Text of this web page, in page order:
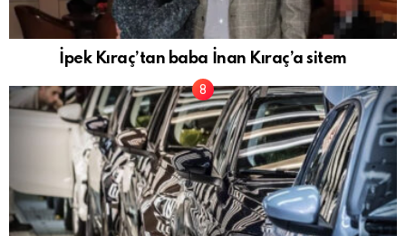
İpek Kıraç’tan baba İnan Kıraç’a sitem